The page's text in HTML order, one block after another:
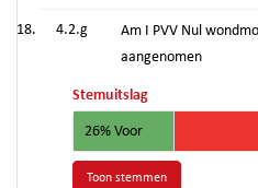
4.2.g
Am I PVV Nul
aangenomen
Stemuitslag
26% Voor
Toon stemmen